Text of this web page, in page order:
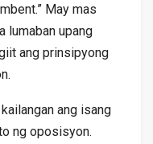
May mas
lumaban upang
ang prinsipyong
ang isang
ng oposisyon.